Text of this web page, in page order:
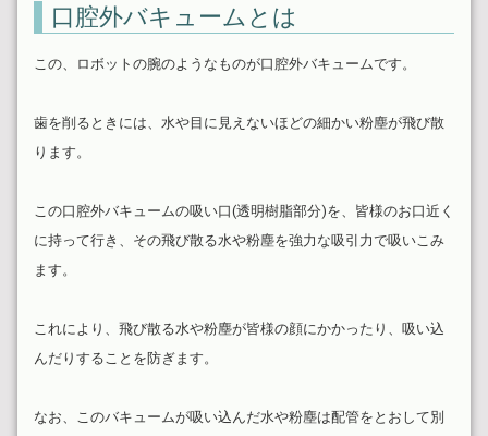
口腔外バキュームとは
この、ロボットの腕のようなものが口腔外バキュームです。
歯を削るときには、水や目に見えないほどの細かい粉塵が飛び散
ります。
この口腔外バキュームの吸い口(透明樹脂部分)を、皆様のお口近く
に持って行き、その飛び散る水や粉塵を強力な吸引力で吸いこみ
ます。
これにより、飛び散る水や粉塵が皆様の顔にかかったり、吸い込
んだりすることを防ぎます。
なお、このバキュームが吸い込んだ水や粉塵は配管をとおして別